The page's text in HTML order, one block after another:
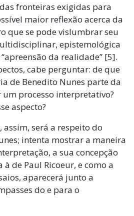
fronteiras exigidas para
maior reflexão acerca da
que se pode vislumbrar seu
epistemológica
da realidade” [5].
cabe perguntar: de que
de Benedito Nunes parte da
processo interpretativo?
aspecto?
será a respeito do
intenta mostrar a maneira
a sua concepção
de Paul Ricoeur, e como a
aparecerá junto a
do e para o